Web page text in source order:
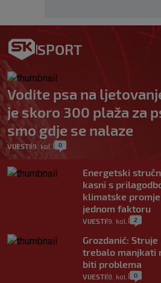
SPORT
Vodite psa na
je skoro 300 plaža za
smo gdje se nalaze
VIJESTI 9. kol. 0
Energetski
kasni s
klimatske
jednom faktoru
VIJESTI 9. kol. 2
Grozdanić:
trebalo manjkati
biti problema
VIJESTI 8. kol. 0